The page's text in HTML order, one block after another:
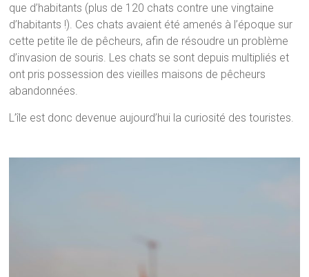
que d’habitants (plus de 120 chats contre une vingtaine
d’habitants !). Ces chats avaient été amenés à l’époque sur
cette petite île de pêcheurs, afin de résoudre un problème
d’invasion de souris. Les chats se sont depuis multipliés et
ont pris possession des vieilles maisons de pêcheurs
abandonnées.
L’île est donc devenue aujourd’hui la curiosité des touristes.